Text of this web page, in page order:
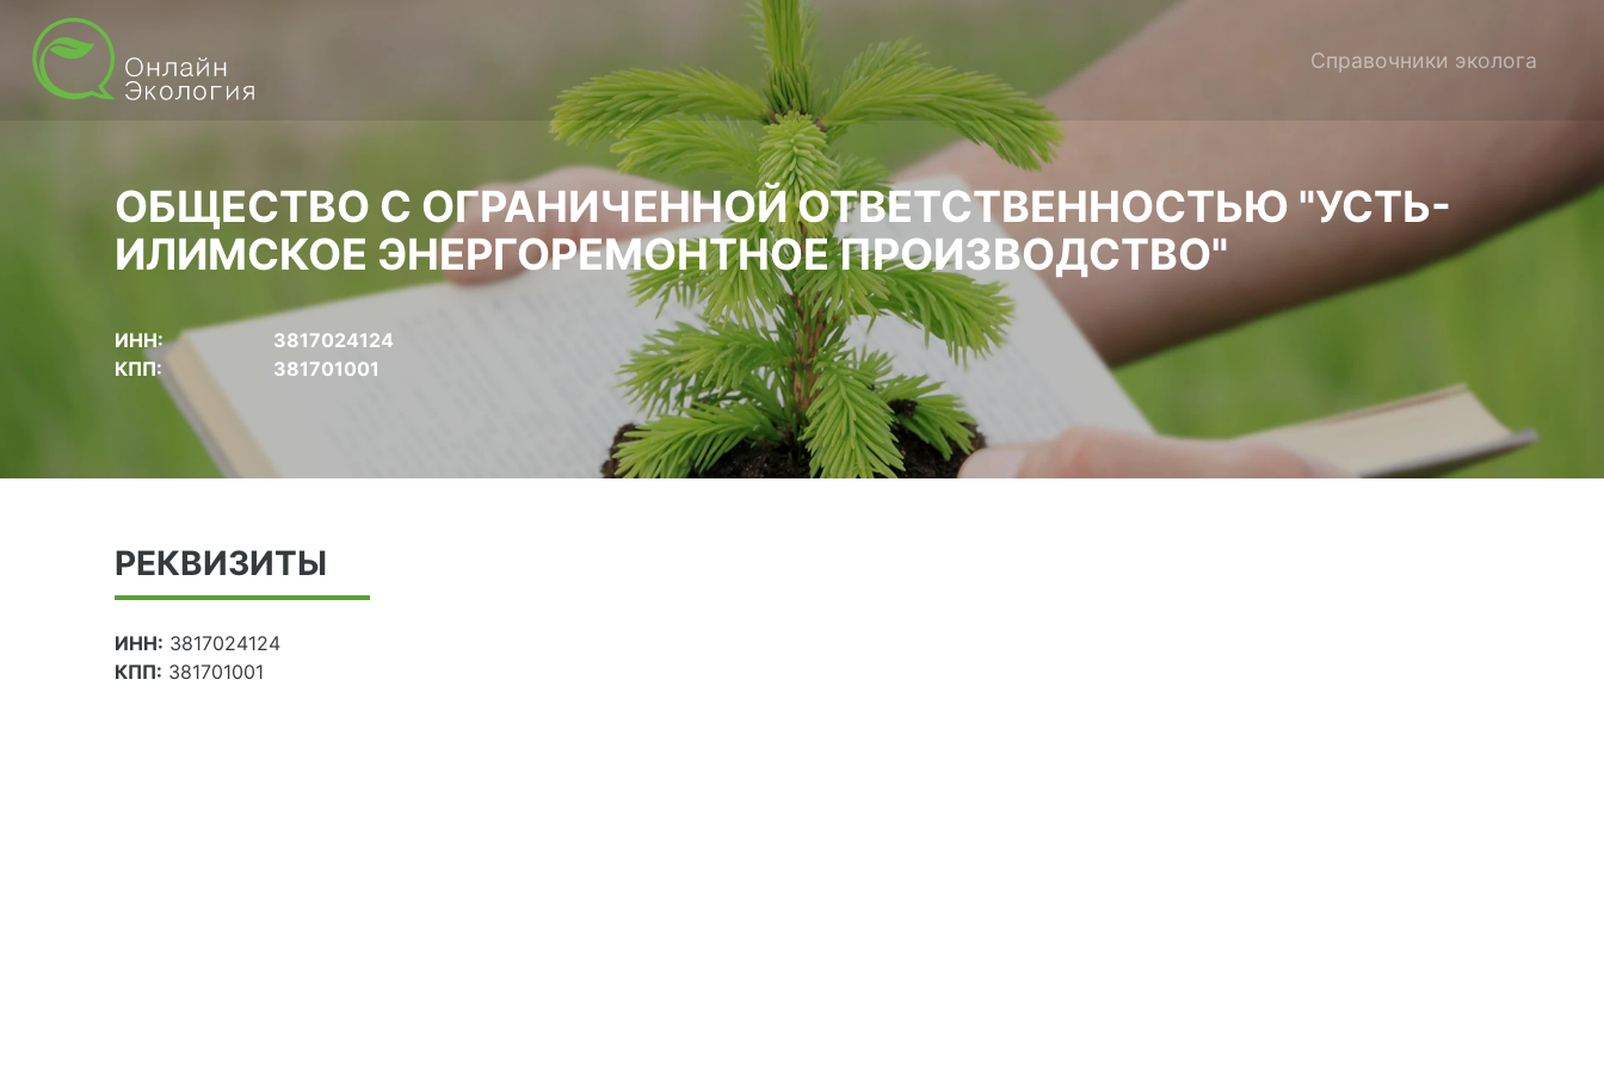
Справочники эколога
ОБЩЕСТВО С ОГРАНИЧЕННОЙ ОТВЕТСТВЕННОСТЬЮ "УСТЬ-
ИЛИМСКОЕ ЭНЕРГОРЕМОНТНОЕ ПРОИЗВОДСТВО"
ИНН:
3817024124
КПП:
381701001
РЕКВИЗИТЫ
ИНН: 3817024124
КПП: 381701001